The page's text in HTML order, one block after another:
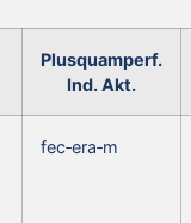
Plusquamperf.
Ind. Akt.
fec‑era‑m